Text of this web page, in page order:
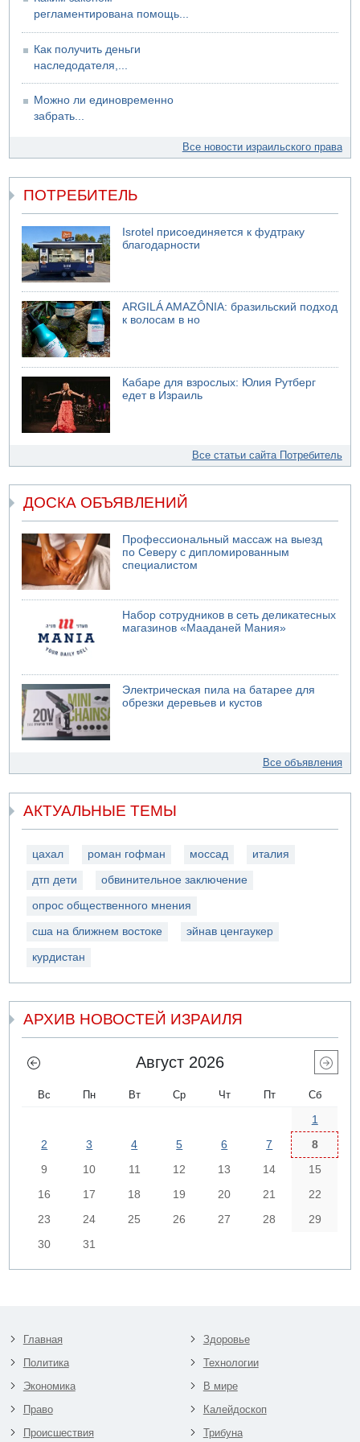
регламентирована помощь...
Как получить деньги
наследодателя,...
Можно ли единовременно
забрать...
Все новости израильского права
ПОТРЕБИТЕЛЬ
Isrotel присоединяется к фудтраку
благодарности
ARGILÁ AMAZÔNIA: бразильский подход
к волосам в но
Кабаре для взрослых: Юлия Рутберг
едет в Израиль
Все статьи сайта Потребитель
ДОСКА ОБЪЯВЛЕНИЙ
Профессиональный массаж на выезд
по Северу с дипломированным
специалистом
Набор сотрудников в сеть деликатесных
магазинов «Мааданей Мания»
Электрическая пила на батарее для
обрезки деревьев и кустов
Все объявления
АКТУАЛЬНЫЕ ТЕМЫ
цахал роман гофман моссад италия
дтп дети обвинительное заключение
опрос общественного мнения
сша на ближнем востоке эйнав ценгаукер
курдистан
АРХИВ НОВОСТЕЙ ИЗРАИЛЯ
Август 2026
Вс Пн Вт Ср Чт Пт Сб
1
2
3 4 5 6 7
8
9
10 11 12 13 14
15
16
17 18 19 20 21
22
23
24 25 26 27 28
29
30
31
Главная
Политика
Экономика
Право
Происшествия
Здоровье
Технологии
В мире
Калейдоскоп
Трибуна